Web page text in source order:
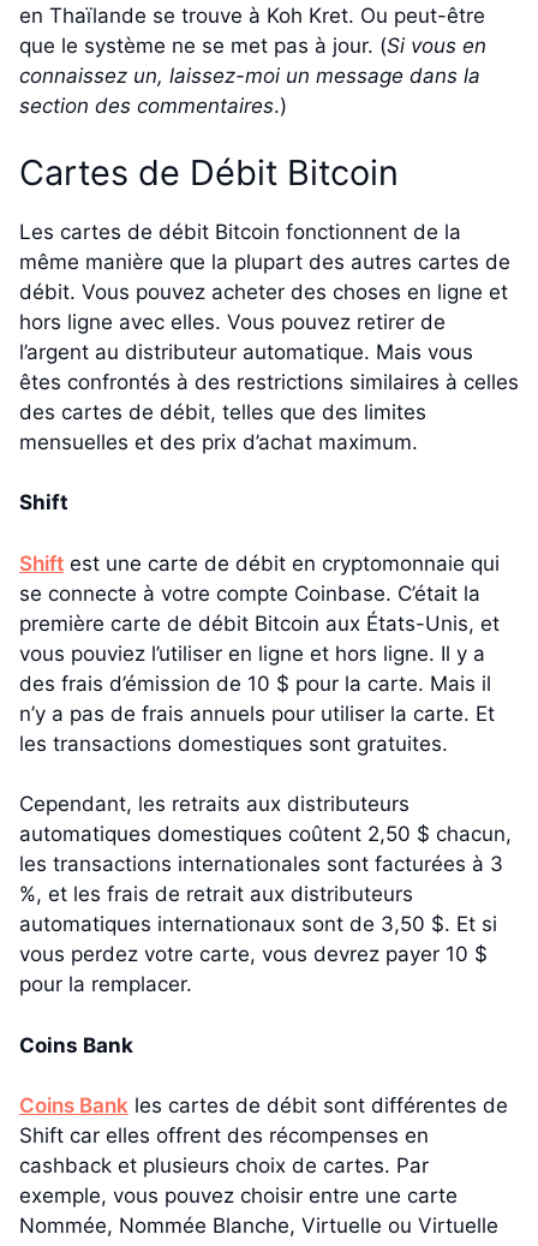
en Thaïlande se trouve à Koh Kret. Ou peut-être
que le système ne se met pas à jour. (Si vous en
connaissez un, laissez-moi un message dans la
section des commentaires.)
Cartes de Débit Bitcoin
Les cartes de débit Bitcoin fonctionnent de la
même manière que la plupart des autres cartes de
débit. Vous pouvez acheter des choses en ligne et
hors ligne avec elles. Vous pouvez retirer de
l’argent au distributeur automatique. Mais vous
êtes confrontés à des restrictions similaires à celles
des cartes de débit, telles que des limites
mensuelles et des prix d’achat maximum.
Shift
Shift est une carte de débit en cryptomonnaie qui
se connecte à votre compte Coinbase. C’était la
première carte de débit Bitcoin aux États-Unis, et
vous pouviez l’utiliser en ligne et hors ligne. Il y a
des frais d’émission de 10 $ pour la carte. Mais il
n’y a pas de frais annuels pour utiliser la carte. Et
les transactions domestiques sont gratuites.
Cependant, les retraits aux distributeurs
automatiques domestiques coûtent 2,50 $ chacun,
les transactions internationales sont facturées à 3
%, et les frais de retrait aux distributeurs
automatiques internationaux sont de 3,50 $. Et si
vous perdez votre carte, vous devrez payer 10 $
pour la remplacer.
Coins Bank
Coins Bank les cartes de débit sont différentes de
Shift car elles offrent des récompenses en
cashback et plusieurs choix de cartes. Par
exemple, vous pouvez choisir entre une carte
Nommée, Nommée Blanche, Virtuelle ou Virtuelle